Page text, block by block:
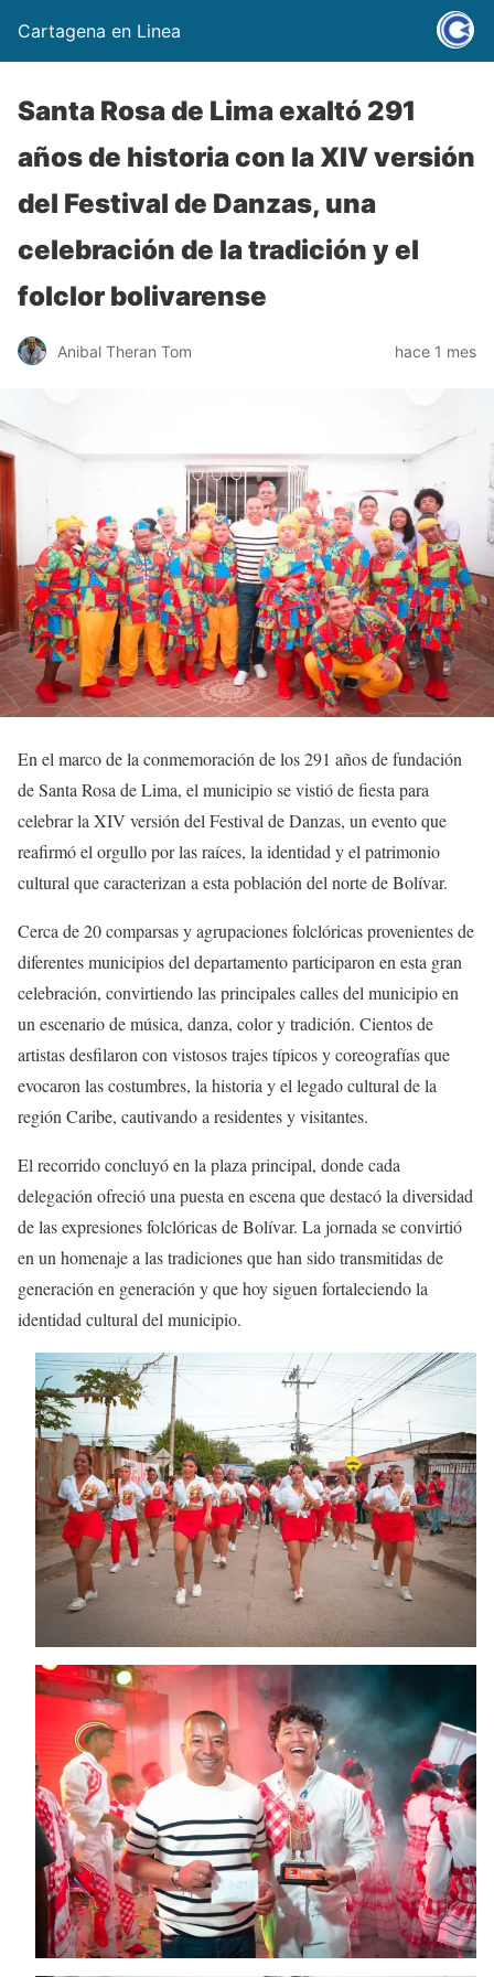
Cartagena en Linea
Santa Rosa de Lima exaltó 291
años de historia con la XIV versión
del Festival de Danzas, una
celebración de la tradición y el
folclor bolivarense
Anibal Theran Tom hace 1 mes
En el marco de la conmemoración de los 291 años de fundación
de Santa Rosa de Lima, el municipio se vistió de fiesta para
celebrar la XIV versión del Festival de Danzas, un evento que
reafirmó el orgullo por las raíces, la identidad y el patrimonio
cultural que caracterizan a esta población del norte de Bolívar.
Cerca de 20 comparsas y agrupaciones folclóricas provenientes de
diferentes municipios del departamento participaron en esta gran
celebración, convirtiendo las principales calles del municipio en
un escenario de música, danza, color y tradición. Cientos de
artistas desfilaron con vistosos trajes típicos y coreografías que
evocaron las costumbres, la historia y el legado cultural de la
región Caribe, cautivando a residentes y visitantes.
El recorrido concluyó en la plaza principal, donde cada
delegación ofreció una puesta en escena que destacó la diversidad
de las expresiones folclóricas de Bolívar. La jornada se convirtió
en un homenaje a las tradiciones que han sido transmitidas de
generación en generación y que hoy siguen fortaleciendo la
identidad cultural del municipio.